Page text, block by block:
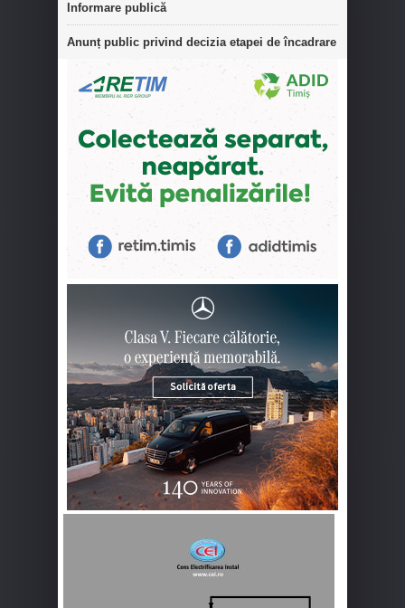
Informare publică
Anunț public privind decizia etapei de încadrare